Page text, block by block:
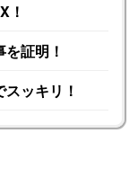
！
証明！
ッキリ！